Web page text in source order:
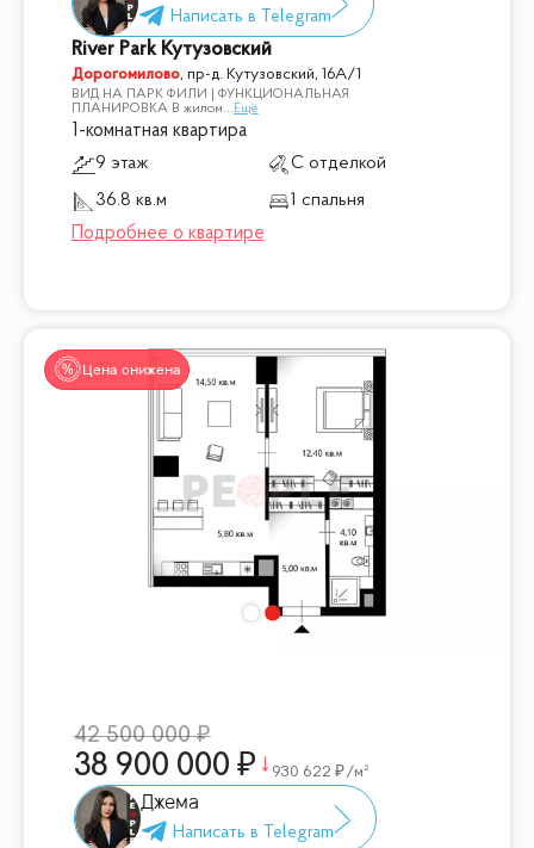
River Park Кутузовский
Дорогомилово, пр-д. Кутузовский, 16А/1
ВИД НА ПАРК ФИЛИ | ФУНКЦИОНАЛЬНАЯ
ПЛАНИРОВКА В жилом... Ещё
1-комнатная квартира
9 этаж
С отделкой
36.8 кв.м
1 спальня
Цена снижена
42 500 000
38 900 000 930 622 /м²
Джема